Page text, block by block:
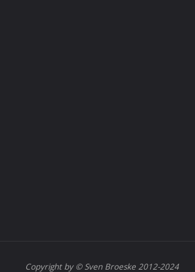
Copyright by © Sven Broeske 2012-2024